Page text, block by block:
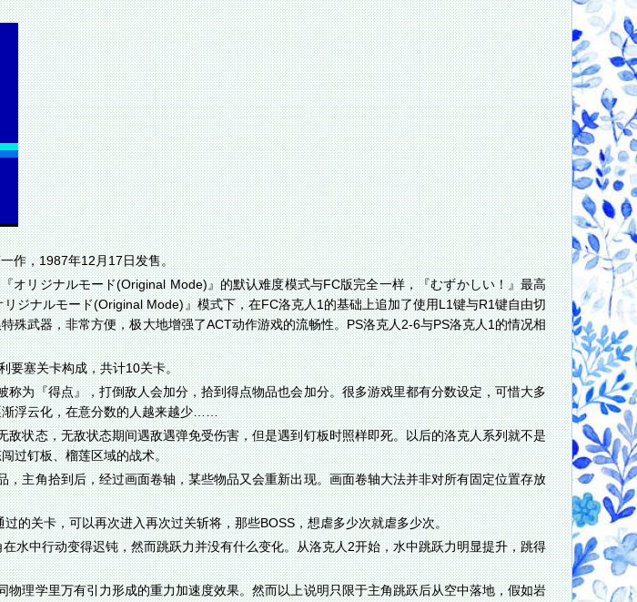
作，1987年12月17日发售。
オリジナルモード(Original Mode)』的默认难度模式与FC版完全一样，『むずかしい！』最高
ジナルモード(Original Mode)』模式下，在FC洛克人1的基础上追加了使用L1键与R1键自由切
殊武器，非常方便，极大地增强了ACT动作游戏的流畅性。PS洛克人2-6与PS洛克人1的情况相
要塞关卡构成，共计10关卡。
称为『得点』，打倒敌人会加分，拾到得点物品也会加分。很多游戏里都有分数设定，可惜大多
渐浮云化，在意分数的人越来越少……
敌状态，无敌状态期间遇敌遇弹免受伤害，但是遇到钉板时照样即死。以后的洛克人系列就不是
过钉板、榴莲区域的战术。
，主角拾到后，经过画面卷轴，某些物品又会重新出现。画面卷轴大法并非对所有固定位置存放
的关卡，可以再次进入再次过关斩将，那些BOSS，想虐多少次就虐多少次。
水中行动变得迟钝，然而跳跃力并没有什么变化。从洛克人2开始，水中跳跃力明显提升，跳得
物理学里万有引力形成的重力加速度效果。然而以上说明只限于主角跳跃后从空中落地，假如岩